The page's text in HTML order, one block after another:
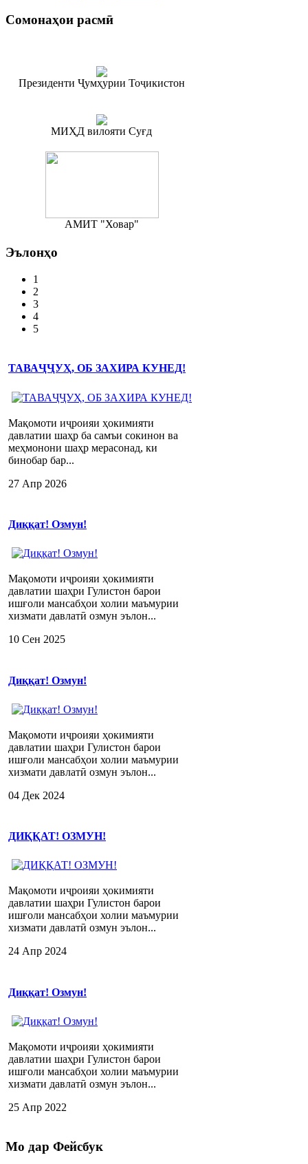
Сомонаҳои расмӣ
Президенти Ҷумҳурии Тоҷикистон
МИҲД вилояти Суғд
АМИТ "Ховар"
Эълонҳо
1
2
3
4
5
ТАВАҶҶУҲ, ОБ ЗАХИРА КУНЕД!
Мақомоти иҷроияи ҳокимияти
давлатии шаҳр ба самъи сокинон ва
меҳмонони шаҳр мерасонад, ки
бинобар бар...
27 Апр 2026
Диққат! Озмун!
Мақомоти иҷроияи ҳокимияти
давлатии шаҳри Гулистон барои
ишғоли мансабҳои холии маъмурии
хизмати давлатӣ озмун эълон...
10 Сен 2025
Диққат! Озмун!
Мақомоти иҷроияи ҳокимияти
давлатии шаҳри Гулистон барои
ишғоли мансабҳои холии маъмурии
хизмати давлатӣ озмун эълон...
04 Дек 2024
ДИҚҚАТ! ОЗМУН!
Мақомоти иҷроияи ҳокимияти
давлатии шаҳри Гулистон барои
ишғоли мансабҳои холии маъмурии
хизмати давлатӣ озмун эълон...
24 Апр 2024
Диққат! Озмун!
Мақомоти иҷроияи ҳокимияти
давлатии шаҳри Гулистон барои
ишғоли мансабҳои холии маъмурии
хизмати давлатӣ озмун эълон...
25 Апр 2022
Мо дар Фейсбук